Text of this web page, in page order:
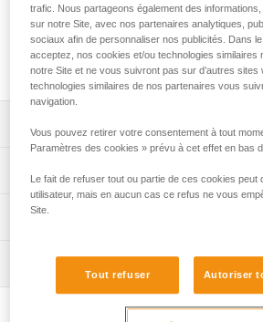
options d'ouverture vous permettent
vous avez besoin rapidement et
robuste, avec bâche en TPU, fond
en fait un sac conçu pour des
- le port est confortable, grâce au
bretelles et du dos,
- les bretelles et les sangles, ventrale
- la sangle ventrale peut être rangée
non utilisée,
- la sangle pectorale peut être
- le sac peut être porté sur le dos, via
Volume: 40 litres
Poids: 1480 g
Matière(s): TPU (sans PVC),
Informations techniques
trafic. Nous partageons également des
sur notre Site, avec nos partenaires analytiques,
sociaux afin de personnaliser nos publicités. Dans
acceptez, nos cookies et/ou technologies similaires
notre Site et ne vous suivront pas sur d’autres
technologies similaires de nos partenaires vous
navigation.
Vous pouvez retirer votre consentement à tout
Paramètres des cookies » prévu à cet effet en bas
Le fait de refuser tout ou partie de ces cookies
utilisateur, mais en aucun cas ce refus ne vous
Site.
Tout refuser Autoriser